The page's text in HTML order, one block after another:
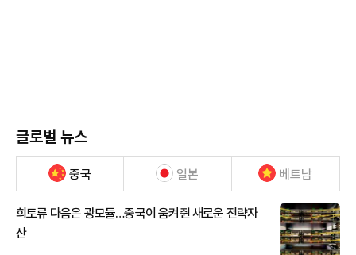
글로벌 뉴스
중국 일본 베트남
희토류 다음은 광모듈…중국이 움켜쥔 새로운 전략자
산